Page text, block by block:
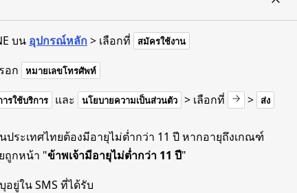
บน อุปกรณ์หลัก > เลือกที่ สมัครใช้งาน
อก หมายเลขโทรศัพท์
รใช้บริการ และ นโยบายความเป็นส่วนตัว > เลือกที่ > ส่ง
ประเทศไทยต้องมีอายุไม่ต่ำกว่า 11 ปี หากอายุถึงเกณฑ์
ถูกหน้า "ข้าพเจ้ามีอายุไม่ต่ำกว่า 11 ปี"
ยู่ใน SMS ที่ได้รับ